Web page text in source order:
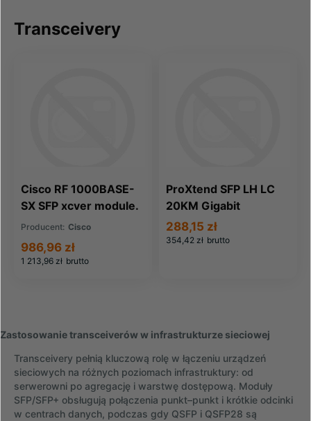
Transceivery
Cisco RF 1000BASE-
SX SFP xcver module.
MMF (GLC-SX-MMD-
Producent: Cisco
1 213,96 zł brutto
986,96 zł
ProXtend SFP LH LC
20KM Gigabit
Ethernet 1.25Gb/s
(SFP-GE-L-C)
354,42 zł brutto
288,15 zł
Zastosowanie transceiverów w infrastrukturze sieciowej
Transceivery pełnią kluczową rolę w łączeniu urządzeń
sieciowych na różnych poziomach infrastruktury: od
serwerowni po agregację i warstwę dostępową. Moduły
SFP/SFP+ obsługują połączenia punkt–punkt i krótkie odcinki
w centrach danych, podczas gdy QSFP i QSFP28 są